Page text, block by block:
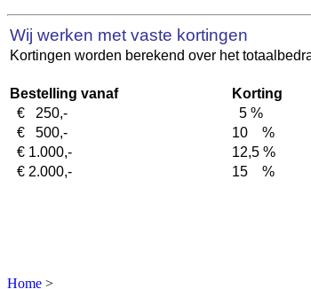
Wij werken met vaste kortingen
Kortingen worden berekend over het
Bestelling vanaf
Korting
€ 250,-
5 %
€ 500,-
10 %
€ 1.000,-
12,5 %
€ 2.000,-
15 %
Home >